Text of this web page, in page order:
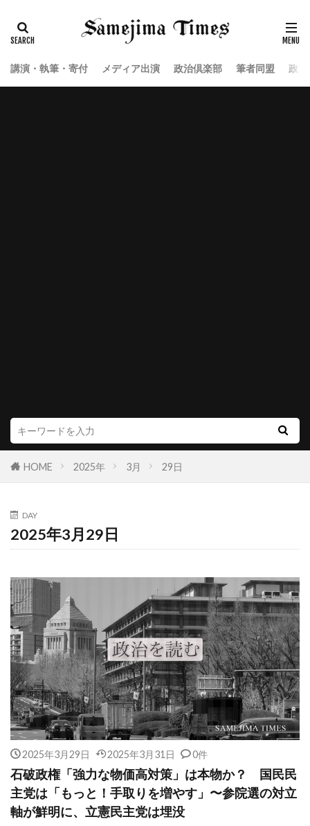
講演・執筆・寄付 メディア出演 政治倶楽部 筆者同盟 政
HOME 2025年 3月 29日
DAY
2025年3月29日
2025年3月29日 2025年3月31日 0件
石破政権「強力な物価高対策」は本物か？ 国民民
主党は「もっと！手取りを増やす」〜参院選の対立
軸が鮮明に、立憲民主党は埋没